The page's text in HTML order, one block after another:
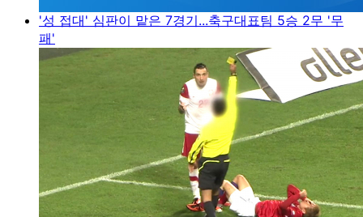
'성 접대' 심판이 맡은 7경기...축구대표팀 5승 2무 '무
패'